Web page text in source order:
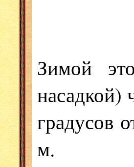
Зимой
насадкой)
градусов
м.